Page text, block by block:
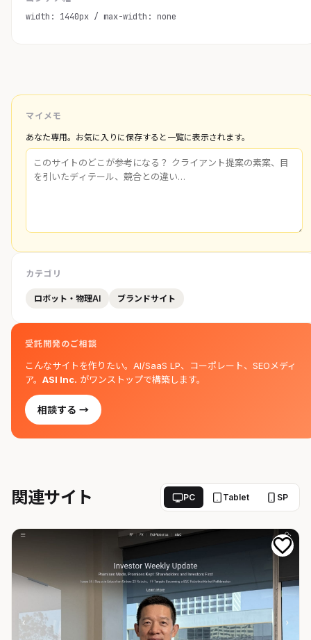
width: 1440px / max-width: none
マイメモ
あなた専用。お気に入りに保存すると一覧に表示されます。
カテゴリ
ロボット・物理AI ブランドサイト
受託開発のご相談
こんなサイトを作りたい。AI/SaaS LP、コーポレート、SEOメディ
ア。 ASI Inc. がワンストップで構築します。
相談する →
関連サイト PC Tablet SP